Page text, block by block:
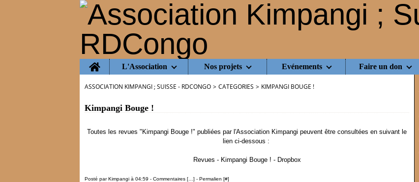
Home L'Association Nos projets Evénements Faire un don
ASSOCIATION KIMPANGI ; SUISSE - RDCONGO > CATEGORIES > KIMPANGI BOUGE !
Kimpangi Bouge !
Toutes les revues "Kimpangi Bouge !" publiées par l'Association Kimpangi peuvent être consultées en suivant le
lien ci-dessous :
Revues - Kimpangi Bouge ! - Dropbox
Posté par Kimpangi à 04:59 - Commentaires [ ] - Permalien [#]